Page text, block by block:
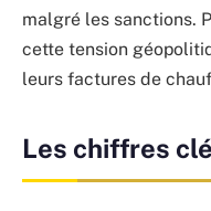
malgré les sanctions.
cette tension
leurs factures de
Les chiffres